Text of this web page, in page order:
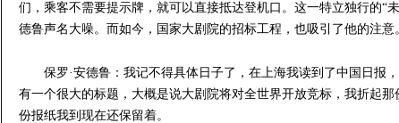
们，乘客不需要提示牌，就可以直接抵达登机口。这一特立独行的“
德鲁声名大噪。而如今，国家大剧院的招标工程，也吸引了他的注意
保罗·安德鲁：我记不得具体日子了，在上海我读到了中国日报
有一个很大的标题，大概是说大剧院将对全世界开放竞标，我折起
份报纸我到现在还保留着。